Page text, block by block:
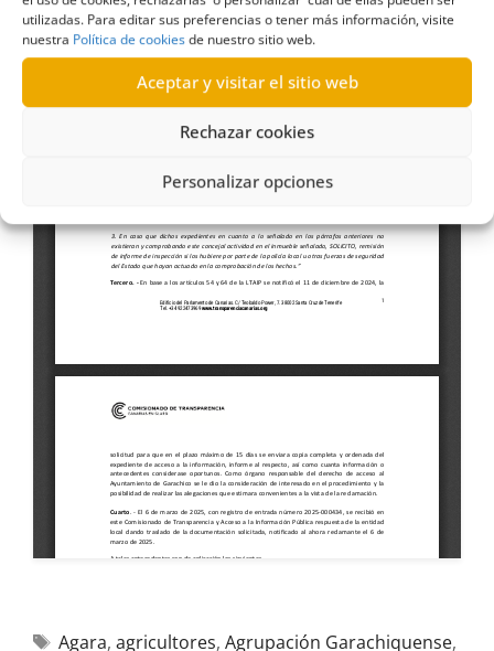
utilizadas. Para editar sus preferencias o tener más información, visite
nuestra Política de cookiesde nuestro sitio web.
Aceptar y visitar el sitio web
Rechazar cookies
Personalizar opciones
Agara, agricultores, Agrupación Garachiquense,